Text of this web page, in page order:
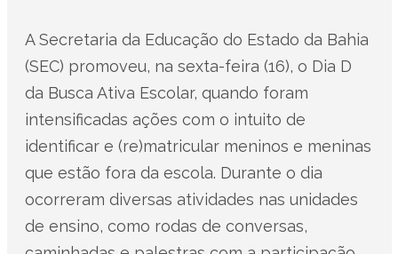
A Secretaria da Educação do Estado da Bahia
(SEC) promoveu, na sexta-feira (16), o Dia D
da Busca Ativa Escolar, quando foram
intensificadas ações com o intuito de
identificar e (re)matricular meninos e meninas
que estão fora da escola. Durante o dia
ocorreram diversas atividades nas unidades
de ensino, como rodas de conversas,